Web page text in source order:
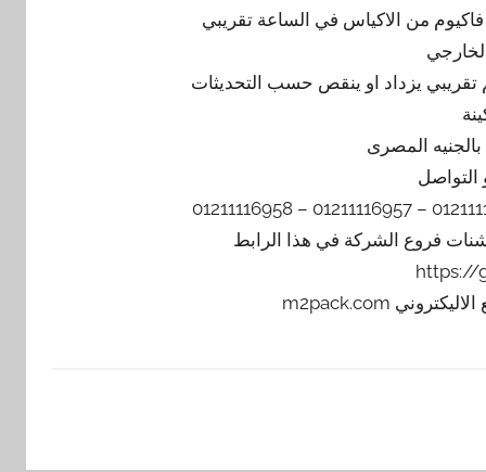
التواصل
فروع الشركة في هذا الرابط
https://